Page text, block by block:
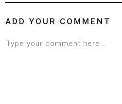
ADD YOUR COMMENT